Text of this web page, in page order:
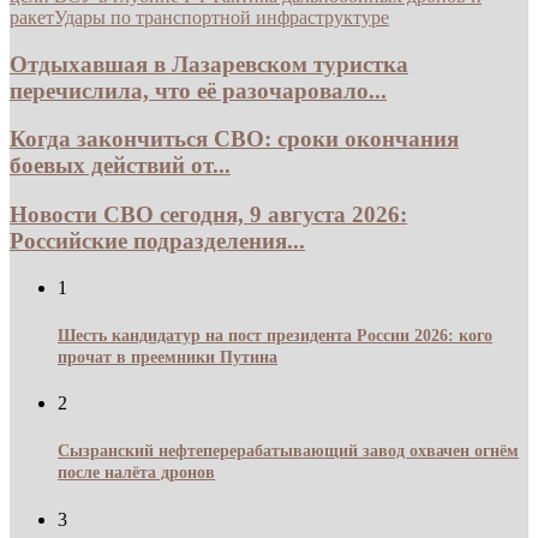
ракетУдары по транспортной инфраструктуре
Отдыхавшая в Лазаревском туристка
перечислила, что её разочаровало...
Когда закончиться СВО: сроки окончания
боевых действий от...
Новости СВО сегодня, 9 августа 2026:
Российские подразделения...
1
Шесть кандидатур на пост президента России 2026: кого
прочат в преемники Путина
2
Сызранский нефтеперерабатывающий завод охвачен огнём
после налёта дронов
3